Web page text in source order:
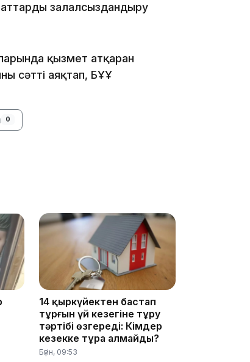
залалсыздандыру
қызмет атқарған
сәтті аяқтап, БҰҰ
0
14 қыркүйектен бастап
тұрғын үй кезегіне тұру
тәртібі өзгереді: Кімдер
кезекке тұра алмайды?
Бүгін, 09:53